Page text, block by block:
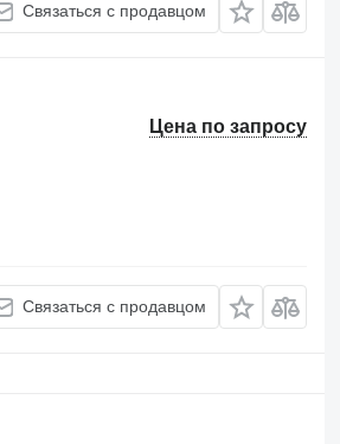
Связаться с продавцом
Цена по запросу
Связаться с продавцом